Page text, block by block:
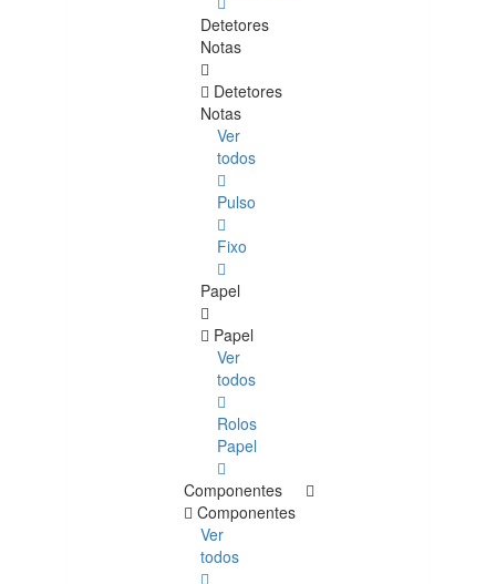
Detetores
Notas
Detetores
Notas
Ver
todos
Pulso
Fixo
Papel
Papel
Ver
todos
Rolos
Papel
Componentes
Componentes
Ver
todos